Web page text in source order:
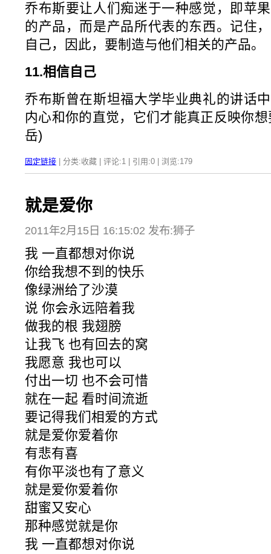
乔布斯要让人们痴迷于一种感觉，即苹
的产品，而是产品所代表的东西。记住
自己，因此，要制造与他们相关的产品。
11.相信自己
乔布斯曾在斯坦福大学毕业典礼的讲话
内心和你的直觉，它们才能真正反映你
岳)
固定链接 | 分类:收藏 | 评论:1 | 引用:0 | 浏览:179
就是爱你
2011年2月15日 16:15:02 发布:狮子
我 一直都想对你说
你给我想不到的快乐
像绿洲给了沙漠
说 你会永远陪着我
做我的根 我翅膀
让我飞 也有回去的窝
我愿意 我也可以
付出一切 也不会可惜
就在一起 看时间流逝
要记得我们相爱的方式
就是爱你爱着你
有悲有喜
有你平淡也有了意义
就是爱你爱着你
甜蜜又安心
那种感觉就是你
我 一直都想对你说